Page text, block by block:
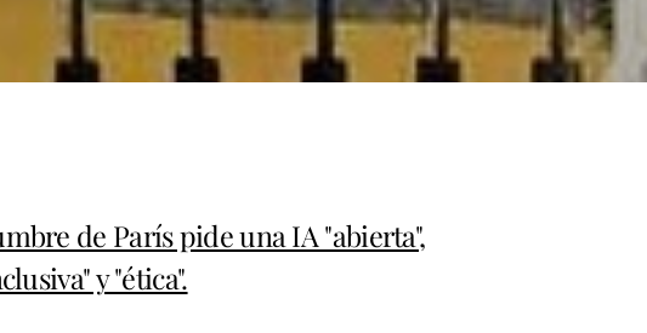
de París pide una IA "abierta",
y "ética".